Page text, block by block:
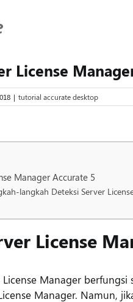
License
| tutorial accurate desktop
Manager Accurate 5
langkah Deteksi Server
License
License Manager
Manager. Namun,